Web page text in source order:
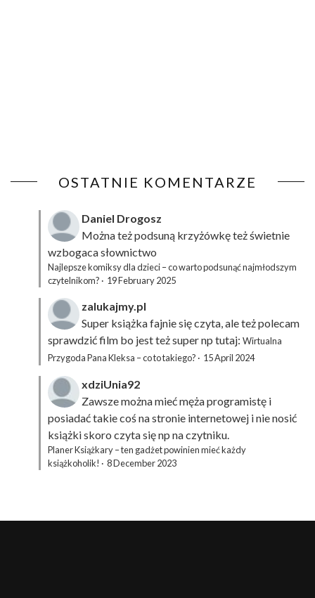
OSTATNIE KOMENTARZE
Daniel Drogosz
Można też podsuną krzyżówkęteż świetnie
wzbogaca słownictwo
Najlepsze komiksy dla dzieci – co warto podsunąć najmłodszym
czytelnikom? · 19 February 2025
zalukajmy.pl
Super książka fajnie się czyta, ale też polecam
sprawdzić film bo jest też super np tutaj: Wirtualna
Przygoda Pana Kleksa – co to takiego? · 15 April 2024
xdziUnia92
Zawsze można mieć męża programistę i
posiadać takie coś na stronie internetowej i nie nosić
książki skoro czyta się np na czytniku.
Planer Książkary – ten gadżet powinien mieć każdy
książkoholik! · 8 December 2023